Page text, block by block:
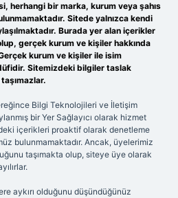
herhangi bir marka, kurum veya şahıs
Sitede yalnızca kendi
Burada yer alan içerikler
gerçek kurum ve kişiler hakkında
kurum ve kişiler ile isim
Sitemizdeki bilgiler taslak
Bilgi Teknolojileri ve İletişim
bir Yer Sağlayıcı olarak hizmet
içerikleri proaktif olarak denetleme
bulunmamaktadır. Ancak, üyelerimiz
taşımakta olup, siteye üye olarak
aykırı olduğunu düşündüğünüz